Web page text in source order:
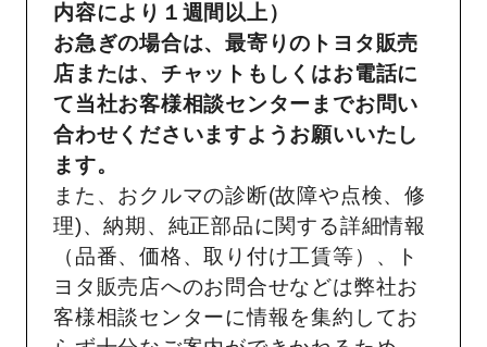
内容により１週間以上）
お急ぎの場合は、最寄りのトヨタ販売
店または、チャットもしくはお電話に
て当社お客様相談センターまでお問い
合わせくださいますようお願いいたし
ます。
また、おクルマの診断(故障や点検、修
理)、納期、純正部品に関する詳細情報
（品番、価格、取り付け工賃等）、ト
ヨタ販売店へのお問合せなどは弊社お
客様相談センターに情報を集約してお